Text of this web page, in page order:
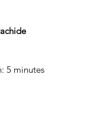
5 minutes